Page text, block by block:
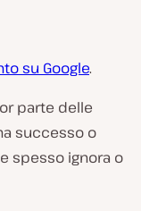
su Google.
parte delle
successo o
spesso ignora o